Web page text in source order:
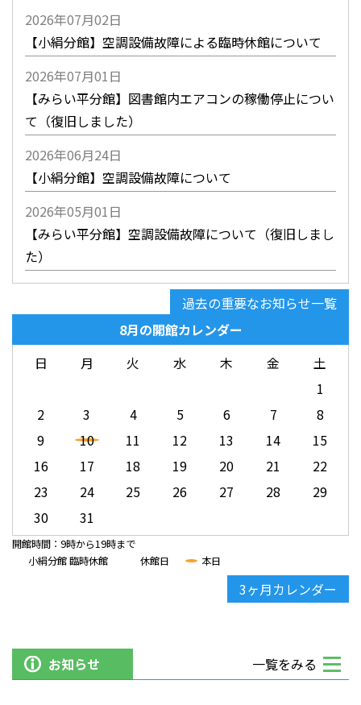
2026年07月02日
【小絹分館】空調設備故障による臨時休館について
2026年07月01日
【みらい平分館】図書館内エアコンの稼働停止につい
て（復旧しました）
2026年06月24日
【小絹分館】空調設備故障について
2026年05月01日
【みらい平分館】空調設備故障について（復旧しまし
た）
過去の重要なお知らせ一覧
8月の開館カレンダー
日
月 火 水 木 金
土
1
2
3 4 5 6 7
8
9
10 11 12 13 14
15
16
17 18 19 20 21
22
23
24 25 26 27 28
29
30
31
開館時間：9時から19時まで
小絹分館 臨時休館
休館日 本日
3ヶ月カレンダー
お知らせ 一覧をみる